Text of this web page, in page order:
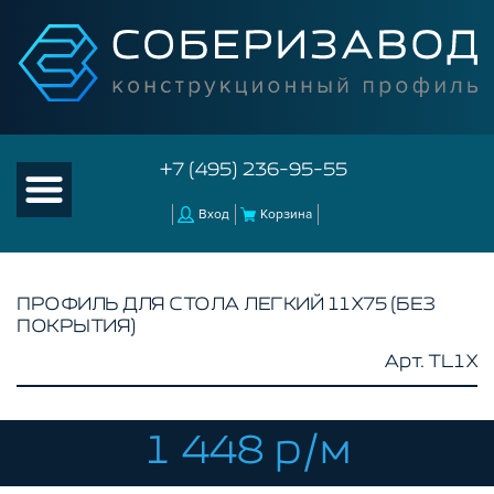
+7 (495) 236-95-55
Вход Корзина
КАТАЛОГ ТОВАРОВ
КОНСТРУКЦИОННЫЙ ПРОФИЛЬ
СЕРЕБРИСТЫЙ
ПРОФИЛЬ ДЛЯ СТОЛА ЛЕГКИЙ 11Х75 (БЕЗ
ПОКРЫТИЯ)
Арт. TL1X
1 448 р/м